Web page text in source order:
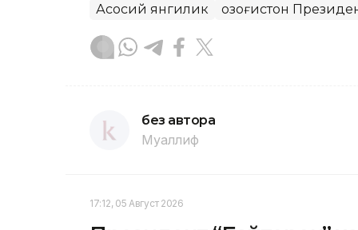
Асосий янгилик Қозоғистон
без автора
Муаллиф
17:12, 05 Август 2026